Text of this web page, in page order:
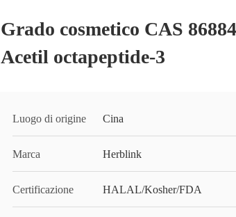
Grado cosmetico CAS
Acetil octapeptide-3
Luogo di origine Cina
Marca Herblink
Certificazione HALAL/Kosher/FDA